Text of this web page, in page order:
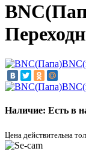
Наличие: Есть в
Цена действительна